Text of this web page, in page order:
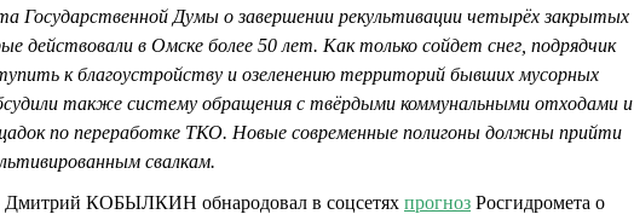
Государственной Думы о завершении рекультивации четырёх закрытых
действовали в Омске более 50 лет. Как только сойдет снег, подрядчик
к благоустройству и озеленению территорий бывших мусорных
также систему обращения с твёрдыми коммунальными отходами и
по переработке ТКО. Новые современные полигоны должны прийти
свалкам.
Дмитрий КОБЫЛКИН обнародовал в соцсетях прогноз Росгидромета о